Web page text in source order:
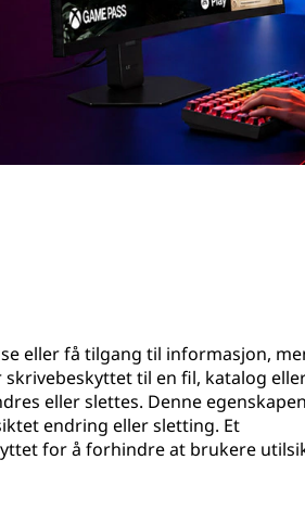
eller få tilgang til informasjon,
til en fil, katalog
eller slettes. Denne egenskapen
endring eller sletting. Et
for å forhindre at brukere